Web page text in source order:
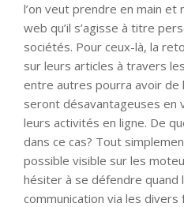
l’on veut prendre en main
web qu’il s’agisse à titre
sociétés. Pour ceux-là, la
sur leurs articles à travers
entre autres pourra avoir de
seront désavantageuses en
leurs activités en ligne. De
dans ce cas? Tout
possible visible sur les
hésiter à se défendre quand
communication via les